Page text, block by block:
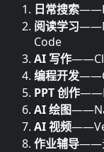
日常搜索
阅读学习
Code
AI 写作
编程开发
PPT 创作
AI 绘图
AI 视频
作业辅导——